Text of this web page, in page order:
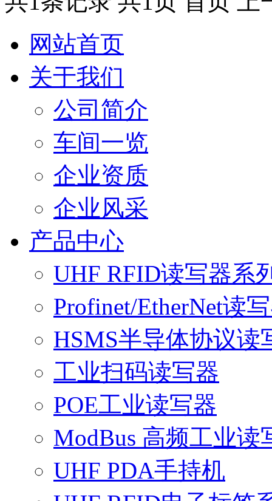
网站首页
关于我们
公司简介
车间一览
企业资质
企业风采
产品中心
UHF RFID读写器系
Profinet/EtherNet读
HSMS半导体协议读
工业扫码读写器
POE工业读写器
ModBus 高频工业读
UHF PDA手持机